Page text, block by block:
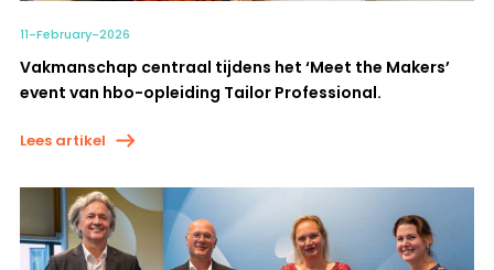
11-February-2026
Vakmanschap centraal tijdens het ‘Meet the Makers’
event van hbo-opleiding Tailor Professional.
Lees artikel